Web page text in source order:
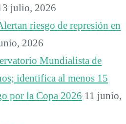
julio, 2026
riesgo de represión en
2026
Mundialista de
identifica al menos 15
por la Copa 2026 11 junio,